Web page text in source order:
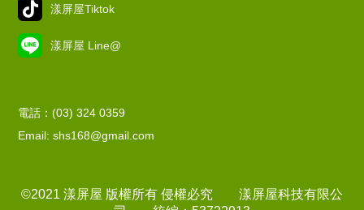
漾屏屋Tiktok
漾屏屋 Line@
電話：(03) 324 0359
Email: shs168@gmail.com
©2021 漾屏屋 版權所有 侵權必究 漾屏屋科技有限公